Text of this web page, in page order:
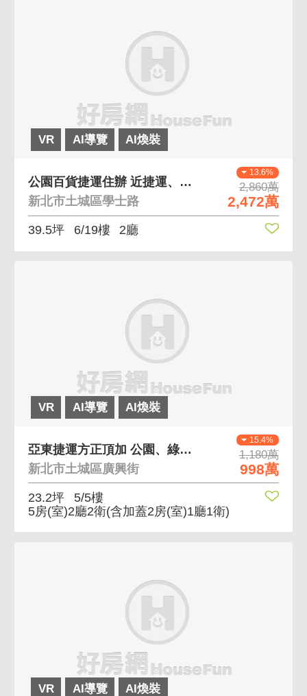
VR AI導覽 AI煥裝
13.6%
2,860萬
2,472萬
公園百貨捷運住辦 近捷運、斬龍山公園,日月光廣場
新北市土城區學士路
39.5坪 6/19樓 2廳
VR AI導覽 AI煥裝
15.4%
1,180萬
998萬
亞東捷運方正頂加 公園、綠地、傳統市場，亞東商圈
新北市土城區廣興街
23.2坪
5/5樓
5房(室)2廳2衛(含加蓋2房(室)1廳1衛)
VR AI導覽 AI煥裝